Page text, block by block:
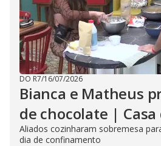
DO R7/16/07/2026
Bianca e Matheus
de chocolate | Casa
Aliados cozinharam sobremesa
dia de confinamento